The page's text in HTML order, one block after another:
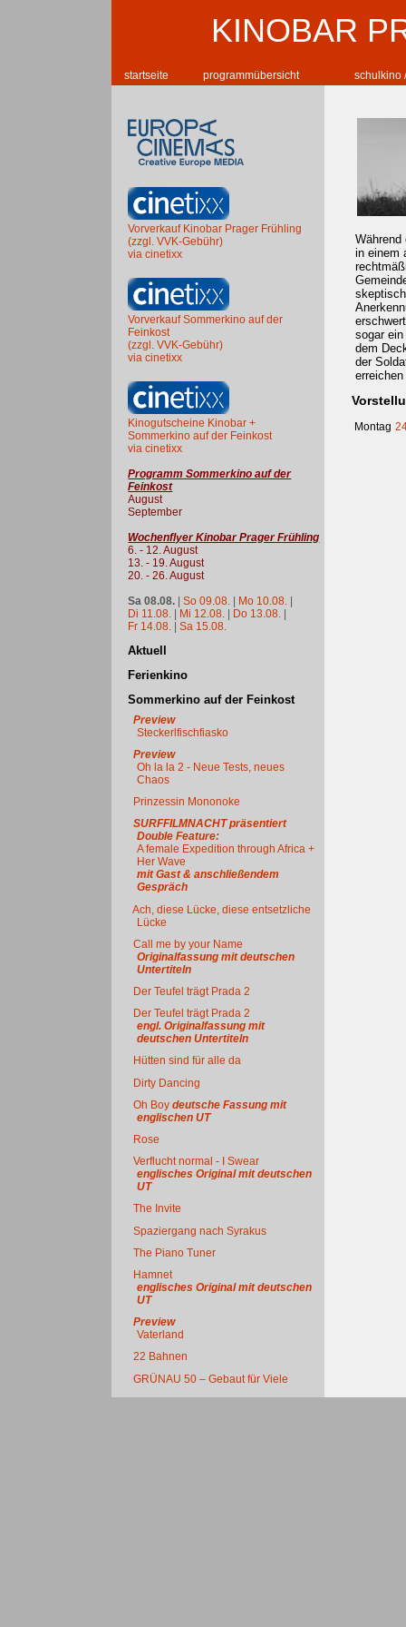
KINOBAR
startseite programmübersicht schulkino
Vorverkauf Kinobar Prager Frühling
(zzgl. VVK-Gebühr)
via cinetixx
Vorverkauf Sommerkino auf der
Feinkost
(zzgl. VVK-Gebühr)
via cinetixx
Kinogutscheine Kinobar +
Sommerkino auf der Feinkost
via cinetixx
Programm Sommerkino auf der
Feinkost
August
September
Wochenflyer Kinobar Prager Frühling
6. - 12. August
13. - 19. August
20. - 26. August
Sa 08.08. |So 09.08. | Mo 10.08. |
Di 11.08. | Mi 12.08. | Do 13.08. |
Fr 14.08. |Sa 15.08.
Aktuell
Ferienkino
Sommerkino auf der Feinkost
Preview
Steckerlfischfiasko
Preview
Oh la la 2 - Neue Tests, neues
Chaos
Prinzessin Mononoke
SURFFILMNACHT präsentiert
Double Feature:
A female Expedition through Africa +
Her Wave
mit Gast & anschließendem
Gespräch
Ach, diese Lücke, diese entsetzliche
Lücke
Call me by your Name
Originalfassung mit deutschen
Untertiteln
Der Teufel trägt Prada 2
Der Teufel trägt Prada 2
engl. Originalfassung mit
deutschen Untertiteln
Hütten sind für alle da
Dirty Dancing
Oh Boydeutsche Fassung mit
englischen UT
Rose
Verflucht normal - I Swear
englisches Original mit deutschen
UT
The Invite
Spaziergang nach Syrakus
The Piano Tuner
Hamnet
englisches Original mit deutschen
UT
Preview
Vaterland
22 Bahnen
GRÜNAU 50 – Gebaut für Viele
Während
in einem
sogar
dem
der
Montag